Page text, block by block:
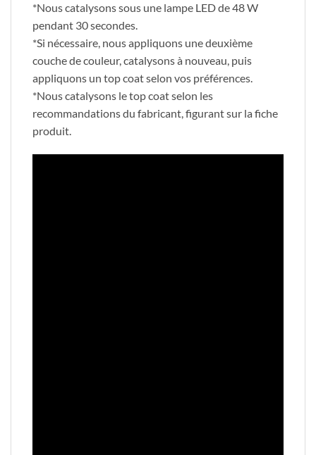
*Nous catalysons sous une lampe LED de 48 W
pendant 30 secondes.
*Si nécessaire, nous appliquons une deuxième
couche de couleur, catalysons à nouveau, puis
appliquons un top coat selon vos préférences.
*Nous catalysons le top coat selon les
recommandations du fabricant, figurant sur la fiche
produit.